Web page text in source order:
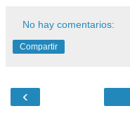
No hay comentarios:
Compartir
‹